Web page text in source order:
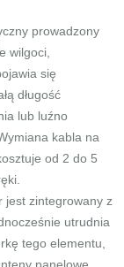
prowadzony
wilgoci,
się
długość
lub luźno
kabla na
od 2 do 5
jest zintegrowany z
utrudnia
tego elementu,